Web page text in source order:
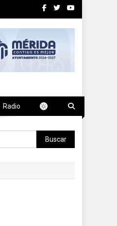
Radio
Buscar: